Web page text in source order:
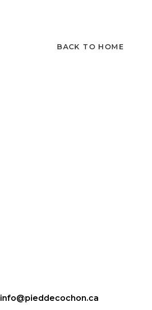
BACK TO HOME
info@pieddecochon.ca